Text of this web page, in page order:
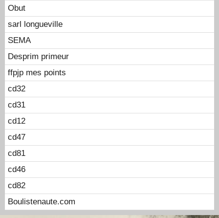
Obut
sarl longueville
SEMA
Desprim primeur
ffpjp mes points
cd32
cd31
cd12
cd47
cd81
cd46
cd82
Boulistenaute.com